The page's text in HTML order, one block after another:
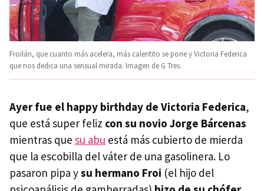
Froilán, que cuanto más acelera, más calentito se pone y Victoria Federica
que nos dedica una sensual mirada. Imagen de G Tres.
Ayer fue el happy birthday de Victoria Federica,
que está super feliz con su novio Jorge Bárcenas
mientras que su abu está más cubierto de mierda
que la escobilla del váter de una gasolinera. Lo
pasaron pipa ysu hermano Froi (el hijo del